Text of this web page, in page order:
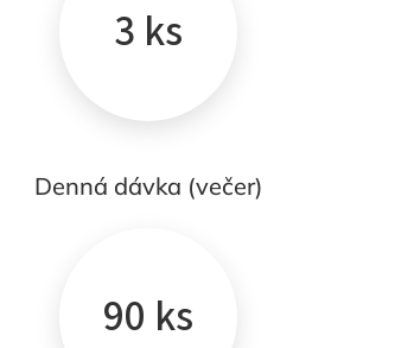
3 ks
Denná dávka (večer)
90 ks